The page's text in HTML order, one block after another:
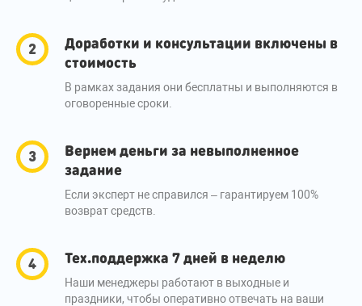
Доработки и консультации включены в
стоимость
В рамках задания они бесплатны и выполняются в
оговоренные сроки.
Вернем деньги за невыполненное
задание
Если эксперт не справился – гарантируем 100%
возврат средств.
Тех.поддержка 7 дней в неделю
Наши менеджеры работают в выходные и
праздники, чтобы оперативно отвечать на ваши